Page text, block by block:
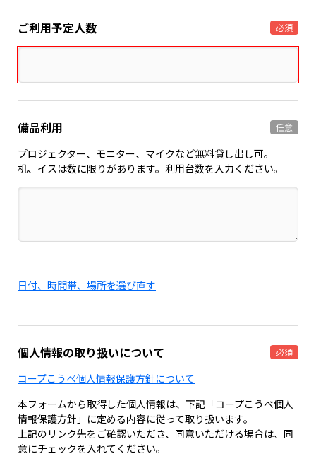
ご利用予定人数 必須
備品利用 任意
プロジェクター、モニター、マイクなど無料貸し出し可。
机、イスは数に限りがあります。利用台数を入力ください。
日付、時間帯、場所を選び直す
個人情報の取り扱いについて 必須
コープこうべ個人情報保護方針について
本フォームから取得した個人情報は、下記「コープこうべ個人
情報保護方針」に定める内容に従って取り扱います。
上記のリンク先をご確認いただき、同意いただける場合は、同
意にチェックを入れてください。